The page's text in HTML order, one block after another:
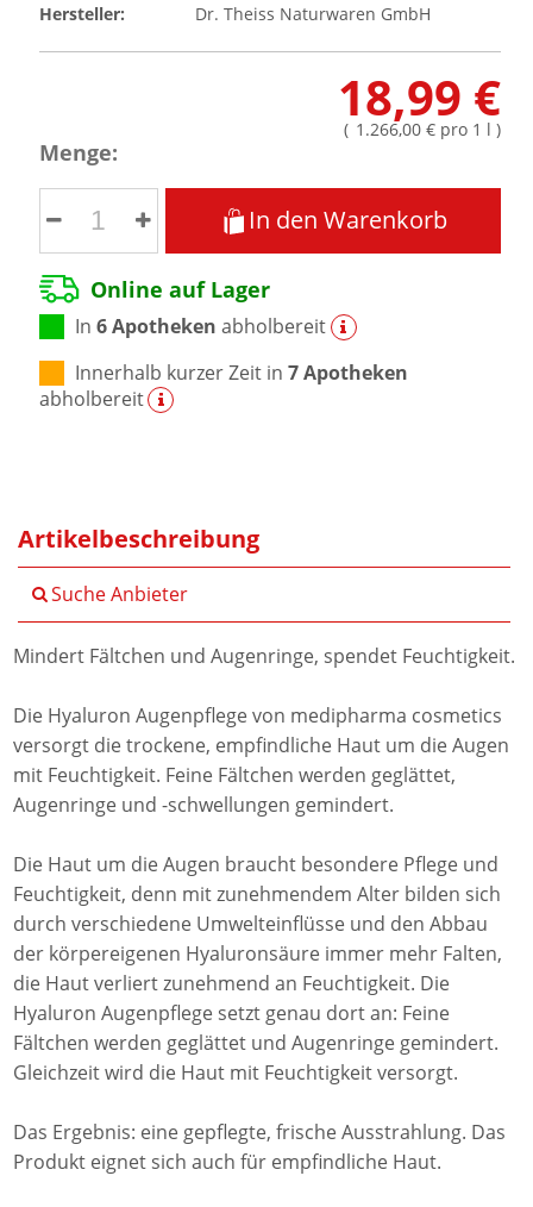
Hersteller:
Dr. Theiss Naturwaren GmbH
18,99 €
( 1.266,00 € pro 1 l)
Menge:
In den Warenkorb
Online auf Lager
In6 Apotheken abholbereit
Innerhalb kurzer Zeit in7 Apotheken
abholbereit
Artikelbeschreibung
Suche Anbieter
Mindert Fältchen und Augenringe, spendet Feuchtigkeit.
Die Hyaluron Augenpflege von medipharma cosmetics
versorgt die trockene, empfindliche Haut um die Augen
mit Feuchtigkeit. Feine Fältchen werden geglättet,
Augenringe und -schwellungen gemindert.
Die Haut um die Augen braucht besondere Pflege und
Feuchtigkeit, denn mit zunehmendem Alter bilden sich
durch verschiedene Umwelteinflüsse und den Abbau
der körpereigenen Hyaluronsäure immer mehr Falten,
die Haut verliert zunehmend an Feuchtigkeit. Die
Hyaluron Augenpflege setzt genau dort an: Feine
Fältchen werden geglättet und Augenringe gemindert.
Gleichzeit wird die Haut mit Feuchtigkeit versorgt.
Das Ergebnis: eine gepflegte, frische Ausstrahlung. Das
Produkt eignet sich auch für empfindliche Haut.